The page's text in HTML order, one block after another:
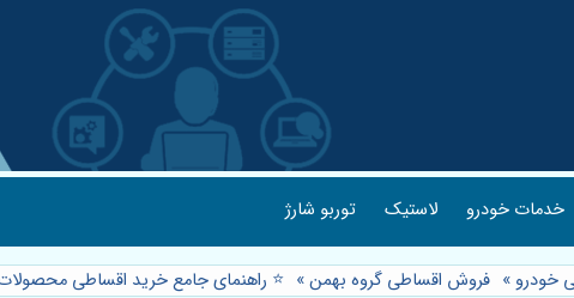
خدمات خودرو لاستیک توربو شارژ
خودرو » فروش اقساطی گروه بهمن» ⭐️ راهنمای جامع خرید اقساطی محصولات بهمن موتور